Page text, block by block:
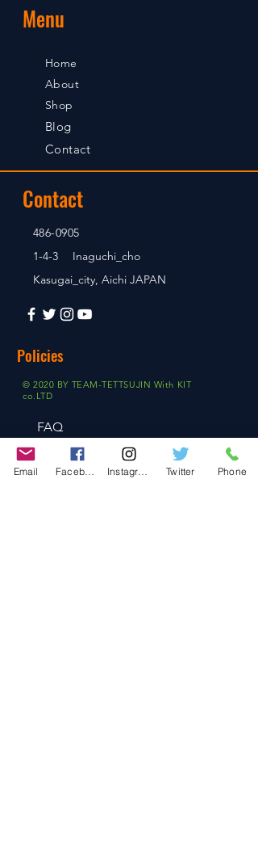
Menu
Home
About
Shop
Blog
Contact
Contact
486-0905
1-4-3 Inaguchi_cho
Kasugai_city, Aichi JAPAN
Policies
© 2020 BY TEAM-TETTSUJIN With KIT
co.LTD
FAQ
Store Policy
Shipping & Returns
Email Twitter Phone